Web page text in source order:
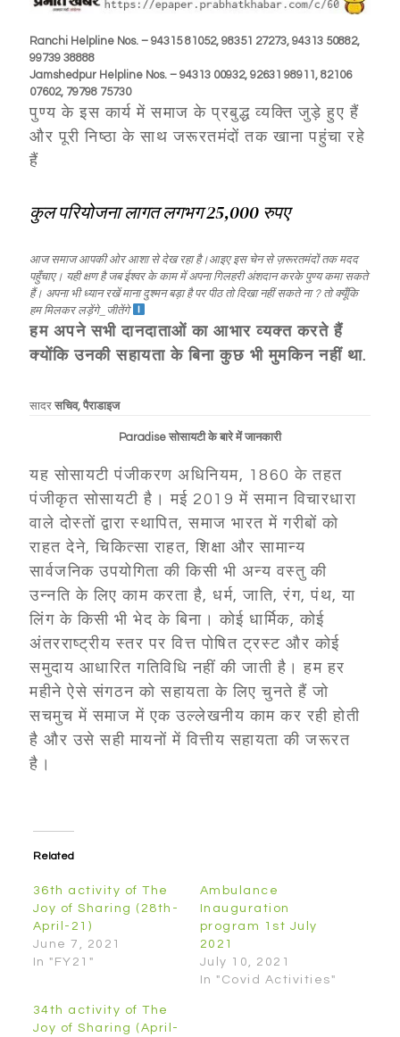
Ranchi Helpline Nos. – 94315 81052, 98351 27273, 94313 50882,
99739 38888
Jamshedpur Helpline Nos. – 94313 00932, 92631 98911, 82106
07602, 79798 75730
पुण्य के इस कार्य में समाज के प्रबुद्ध व्यक्ति जुड़े हुए हैं
और पूरी निष्ठा के साथ जरूरतमंदों तक खाना पहुंचा रहे
हैं
कुल परियोजना लागत लगभग 25,000 रुपए
आज समाज आपकी ओर आशा से देख रहा है।आइए इस चेन से ज़रूरतमंदों तक मदद
पहुँचाए। यही क्षण है जब ईश्वर के काम में अपना गिलहरी अंशदान करके पुण्य कमा सकते
हैं। अपना भी ध्यान रखें माना दुश्मन बड़ा है पर पीठ तो दिखा नहीं सकते ना ? तो क्यूँकि
हम मिलकर लड़ेंगे_जीतेंगे
हम अपने सभी दानदाताओं का आभार व्यक्त करते हैं
क्योंकि उनकी सहायता के बिना कुछ भी मुमकिन नहीं था.
सादर सचिव, पैराडाइज
Paradise सोसायटी के बारे में जानकारी
यह सोसायटी पंजीकरण अधिनियम, 1860 के तहत
पंजीकृत सोसायटी है। मई 2019 में समान विचारधारा
वाले दोस्तों द्वारा स्थापित, समाज भारत में गरीबों को
राहत देने, चिकित्सा राहत, शिक्षा और सामान्य
सार्वजनिक उपयोगिता की किसी भी अन्य वस्तु की
उन्नति के लिए काम करता है, धर्म, जाति, रंग, पंथ, या
लिंग के किसी भी भेद के बिना। कोई धार्मिक, कोई
अंतरराष्ट्रीय स्तर पर वित्त पोषित ट्रस्ट और कोई
समुदाय आधारित गतिविधि नहीं की जाती है। हम हर
महीने ऐसे संगठन को सहायता के लिए चुनते हैं जो
सचमुच में समाज में एक उल्लेखनीय काम कर रही होती
है और उसे सही मायनों में वित्तीय सहायता की जरूरत
है।
Related
36th activity of The
Joy of Sharing (28th-
April-21)
June 7, 2021
In "FY21"
Ambulance
Inauguration
program 1st July
2021
July 10, 2021
In "Covid Activities"
34th activity of The
Joy of Sharing (April-